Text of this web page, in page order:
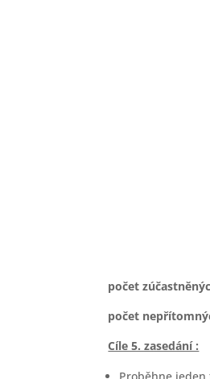
počet
počet
Cíle 5. zasedání :